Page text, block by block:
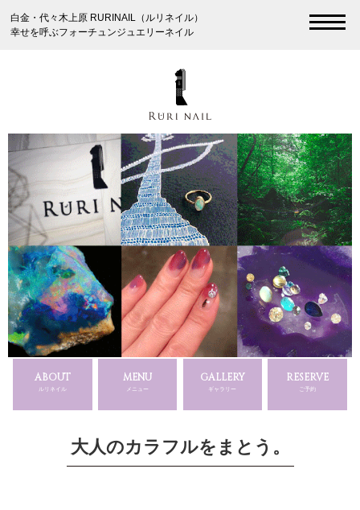
白金・代々木上原 RURINAIL（ルリネイル）
幸せを呼ぶフォーチュンジュエリーネイル
ABOUT
ルリネイル
MENU
メニュー
GALLERY
ギャラリー
RESERVE
ご予約
大人のカラフルをまとう。